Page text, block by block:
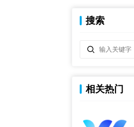
搜索
相关热门